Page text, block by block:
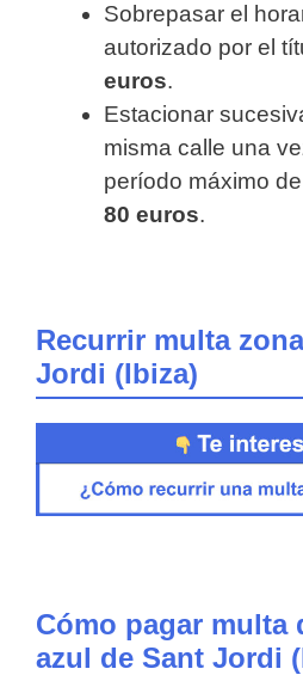
Sobrepasar el
autorizado por el
euros.
Estacionar
misma calle una
período máximo
80 euros.
Recurrir multa
Jordi (Ibiza)
Cómo pagar multa
azul de Sant Jordi